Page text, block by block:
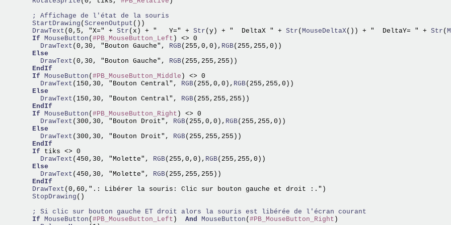
; Affichage de l'état de la souris
  StartDrawing
( ScreenOutput
  DrawText
(0,5, "X=" + Str (x) + "   Y=" + Str (y) + "  DeltaX " + Str ( MouseDeltaX()) + "  DeltaY= " + Str (
If MouseButton ( #PB_MouseButton_Left
    DrawText
(0,30, "Bouton Gauche", RGB(255,0,0), RGB(255,255,0))
Else
    DrawText
(0,30, "Bouton Gauche", RGB(255,255,255))
EndIf
If MouseButton ( #PB_MouseButton_Middle
    DrawText
(150,30, "Bouton Central", RGB(255,0,0), RGB(255,255,0))
Else
    DrawText
(150,30, "Bouton Central", RGB(255,255,255))
EndIf
If MouseButton ( #PB_MouseButton_Right
    DrawText
(300,30, "Bouton Droit", RGB(255,0,0), RGB(255,255,0))
Else
    DrawText
(300,30, "Bouton Droit", RGB(255,255,255))
EndIf
If
    DrawText
(450,30, "Molette", RGB(255,0,0), RGB(255,255,0))
Else
    DrawText
(450,30, "Molette", RGB(255,255,255))
EndIf
  DrawText
  StopDrawing
()
; Si clic sur bouton gauche ET droit alors la souris est libérée de l'écran courant
If MouseButton ( #PB_MouseButton_Left ) And MouseButton ( #PB_MouseButton_Right